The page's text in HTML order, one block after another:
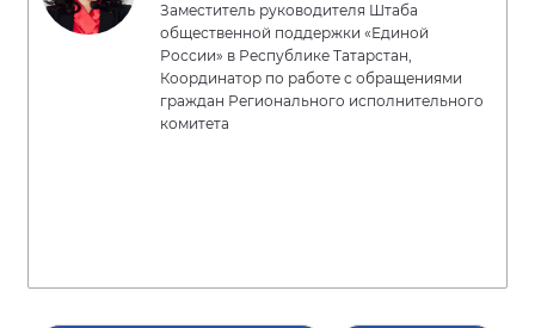
Заместитель руководителя Штаба
общественной поддержки «Единой
России» в Республике Татарстан,
Координатор по работе с обращениями
граждан Регионального исполнительного
комитета